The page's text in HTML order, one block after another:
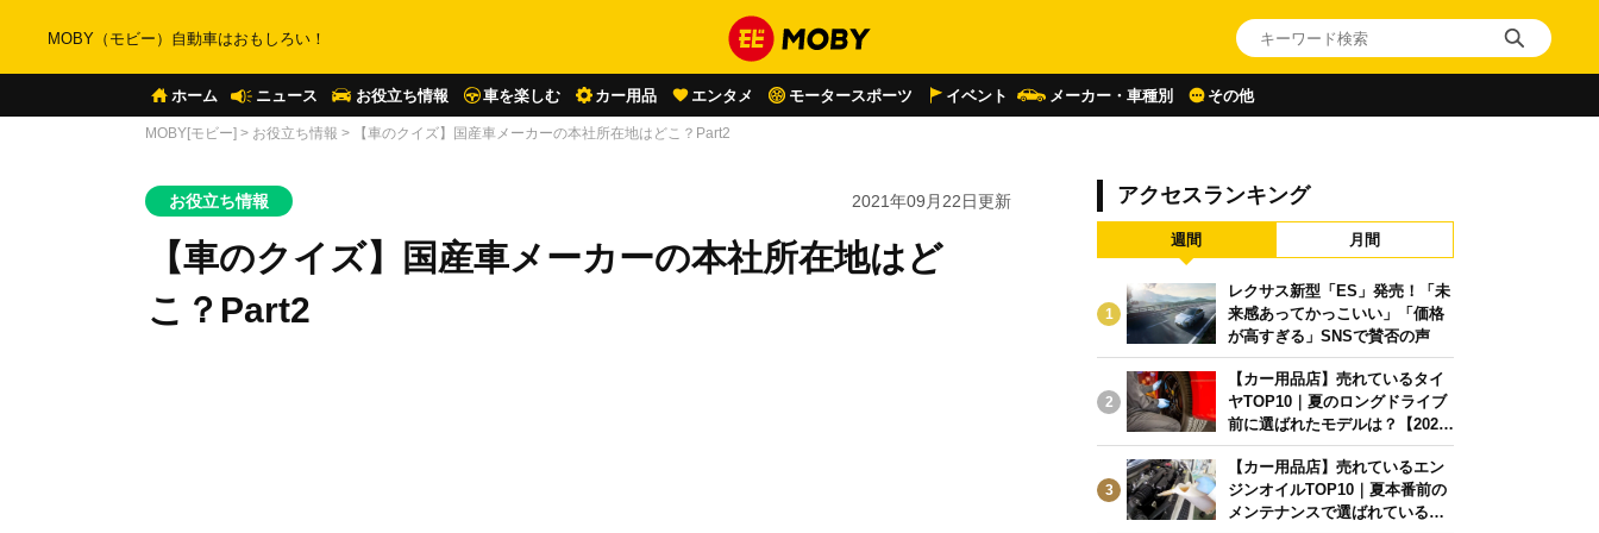
MOBY（モビー）自動車はおもしろい！
ホーム ニュース お役立ち情報 車を楽しむ カー用品 エンタメ モータースポーツ イベント メーカー・車種別 その他
MOBY[モビー] > お役立ち情報 > 【車のクイズ】国産車メーカーの本社所在地はどこ？Part2
お役立ち情報 2021年09月22日更新
【車のクイズ】国産車メーカーの本社所在地はど
こ？Part2
アクセスランキング
週間 月間
1
レクサス新型「ES」発売！「未
来感あってかっこいい」「価格
が高すぎる」SNSで賛否の声
2
【カー用品店】売れているタイ
ヤTOP10｜夏のロングドライブ
前に選ばれたモデルは？【2026
年6月版】
3
【カー用品店】売れているエン
ジンオイルTOP10｜夏本番前の
メンテナンスで選ばれている人